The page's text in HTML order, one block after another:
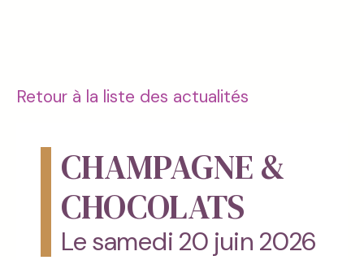
Retour à la liste des actualités
CHAMPAGNE &
CHOCOLATS
Le samedi 20 juin 2026